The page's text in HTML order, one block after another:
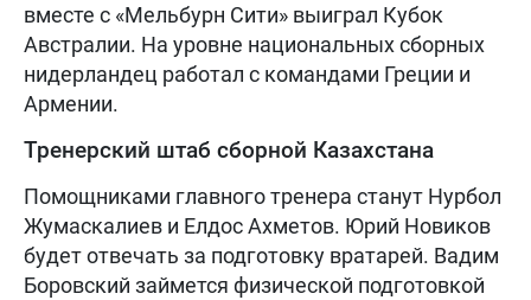
вместе с «Мельбурн Сити» выиграл Кубок
Австралии. На уровне национальных сборных
нидерландец работал с командами Греции и
Армении.
Тренерский штаб сборной Казахстана
Помощниками главного тренера станут Нурбол
Жумаскалиев и Елдос Ахметов. Юрий Новиков
будет отвечать за подготовку вратарей. Вадим
Боровский займется физической подготовкой